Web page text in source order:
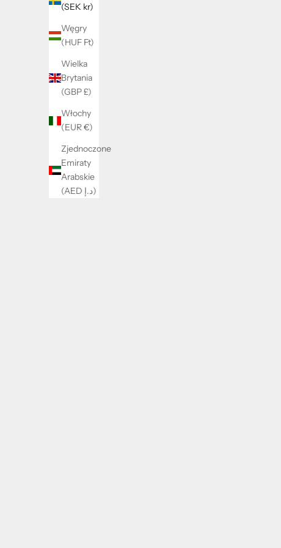
(SEK kr)
Węgry
(HUF Ft)
Wielka
Brytania
(GBP £)
Włochy
(EUR €)
Zjednoczone
Emiraty
Arabskie
(AED د.إ)